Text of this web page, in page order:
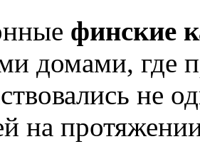
финские
домами, где
не
на